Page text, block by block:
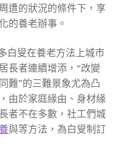
遭的狀況的條件下，享
的養老辦事。
白叟在養老方法上城市
長者連續增添，“改變
難”的三難景象尤為凸
由於家庭緣由、身材緣
者不在多數，社工們城
與等方法，為白叟制訂